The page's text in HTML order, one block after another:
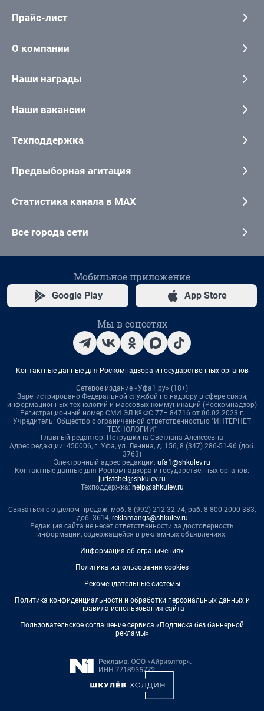
Прайс-лист
О компании
Наши награды
Наши вакансии
Техподдержка
Предвыборная агитация
Статистика канала в MAX
Все города сети
Мобильное приложение
Google Play App Store
Мы в соцсетях
Контактные данные для Роскомнадзора и государственных органов
Сетевое издание «Уфа1.ру» (18+)
Зарегистрировано Федеральной службой по надзору в сфере связи,
информационных технологий и массовых коммуникаций (Роскомнадзор)
Регистрационный номер СМИ ЭЛ № ФС 77– 84716 от 06.02.2023 г.
Учредитель: Общество с ограниченной ответственностью "ИНТЕРНЕТ
ТЕХНОЛОГИИ"
Главный редактор: Петрушкина Светлана Алексеевна
Адрес редакции: 450006, г. Уфа, ул. Ленина, д. 156, 8 (347) 286-51-96 (доб.
3763)
Электронный адрес редакции: ufa1@shkulev.ru
Контактные данные для Роскомнадзора и государственных органов:
juristchel@shkulev.ru
Техподдержка: help@shkulev.ru
Связаться с отделом продаж: моб. 8 (992) 212-32-74, раб. 8 800 2000-383,
доб. 3614, reklamangs@shkulev.ru
Редакция сайта не несет ответственности за достоверность
информации, содержащейся в рекламных объявлениях.
Информация об ограничениях
Политика использования cookies
Рекомендательные системы
Политика конфиденциальности и обработки персональных данных и
правила использования сайта
Пользовательское соглашение сервиса «Подписка без баннерной
рекламы»